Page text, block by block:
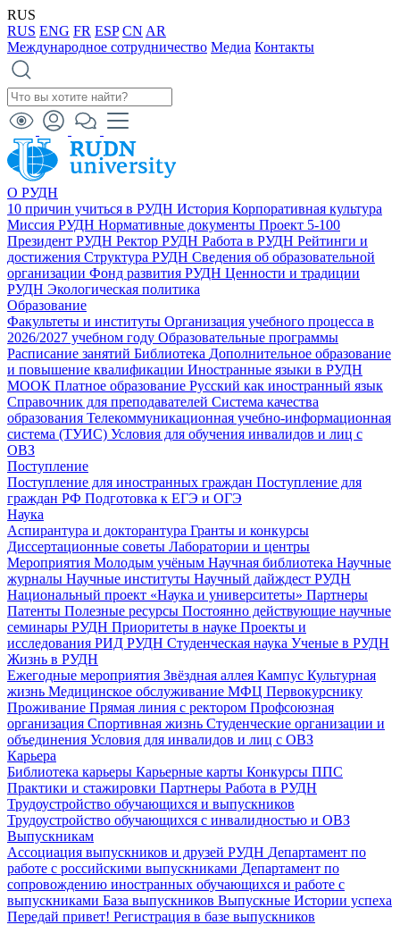
RUS
RUS ENG FR ESP CN AR
Международное сотрудничество Медиа Контакты
О РУДН
10 причин учиться в РУДН История Корпоративная культура
Миссия РУДН Нормативные документы Проект 5-100
Президент РУДН Ректор РУДН Работа в РУДН Рейтинги и
достижения Структура РУДН Сведения об образовательной
организации Фонд развития РУДН Ценности и традиции
РУДН Экологическая политика
Образование
Факультеты и институты Организация учебного процесса в
2026/2027 учебном году Образовательные программы
Расписание занятий Библиотека Дополнительное образование
и повышение квалификации Иностранные языки в РУДН
МООК Платное образование Русский как иностранный язык
Справочник для преподавателей Система качества
образования Телекоммуникационная учебно-информационная
система (ТУИС) Условия для обучения инвалидов и лиц с
ОВЗ
Поступление
Поступление для иностранных граждан Поступление для
граждан РФ Подготовка к ЕГЭ и ОГЭ
Наука
Аспирантура и докторантура Гранты и конкурсы
Диссертационные советы Лаборатории и центры
Мероприятия Молодым учёным Научная библиотека Научные
журналы Научные институты Научный дайждест РУДН
Национальный проект «Наука и университеты» Партнеры
Патенты Полезные ресурсы Постоянно действующие научные
семинары РУДН Приоритеты в науке Проекты и
исследования РИД РУДН Студенческая наука Ученые в РУДН
Жизнь в РУДН
Ежегодные мероприятия Звёздная аллея Кампус Культурная
жизнь Медицинское обслуживание МФЦ Первокурснику
Проживание Прямая линия с ректором Профсоюзная
организация Спортивная жизнь Студенческие организации и
объединения Условия для инвалидов и лиц с ОВЗ
Карьера
Библиотека карьеры Карьерные карты Конкурсы ППС
Практики и стажировки Партнеры Работа в РУДН
Трудоустройство обучающихся и выпускников
Трудоустройство обучающихся с инвалидностью и ОВЗ
Выпускникам
Ассоциация выпускников и друзей РУДН Департамент по
работе с российскими выпускниками Департамент по
сопровождению иностранных обучающихся и работе с
выпускниками База выпускников Выпускные Истории успеха
Передай привет! Регистрация в базе выпускников